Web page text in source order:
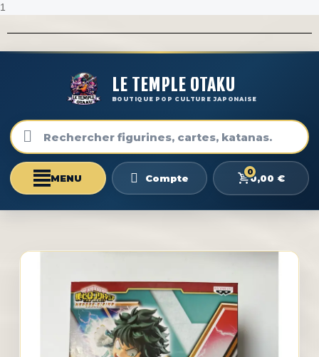
1
LE TEMPLE OTAKU
BOUTIQUE POP CULTURE JAPONAISE
Compte
0
0,00 €